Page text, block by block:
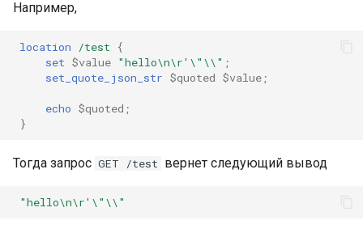
Например,
location /test
{
set $value "hello\n\r'\"\\" ;
set_quote_json_str $quoted $value ;
echo $quoted ;
}
Тогда запрос GET /test вернет следующий вывод
"hello\n\r'\"\\"